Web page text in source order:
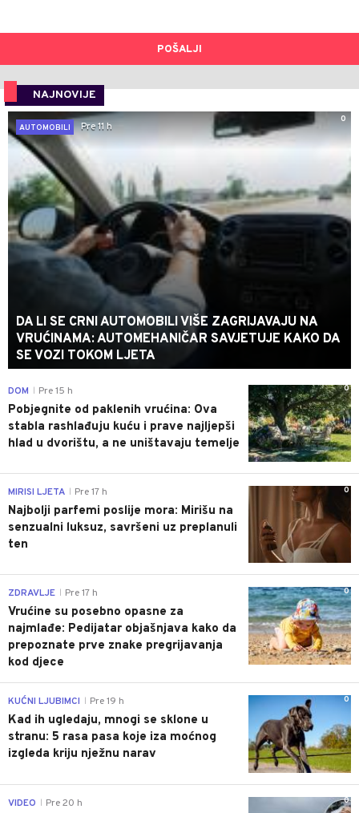
POŠALJI
NAJNOVIJE
0
AUTOMOBILI
Pre 11 h
DA LI SE CRNI AUTOMOBILI VIŠE ZAGRIJAVAJU NA
VRUĆINAMA: AUTOMEHANIČAR SAVJETUJE KAKO DA
SE VOZI TOKOM LJETA
0
DOM Pre 15 h
Pobjegnite od paklenih vrućina: Ova
stabla rashlađuju kuću i prave najljepši
hlad u dvorištu, a ne uništavaju temelje
0
MIRISI LJETA Pre 17 h
Najbolji parfemi poslije mora: Mirišu na
senzualni luksuz, savršeni uz preplanuli
ten
0
ZDRAVLJE Pre 17 h
Vrućine su posebno opasne za
najmlađe: Pedijatar objašnjava kako da
prepoznate prve znake pregrijavanja
kod djece
0
KUĆNI LJUBIMCI Pre 19 h
Kad ih ugledaju, mnogi se sklone u
stranu: 5 rasa pasa koje iza moćnog
izgleda kriju nježnu narav
0
VIDEO Pre 20 h